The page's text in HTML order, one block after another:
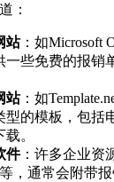
：
站：如Microsoft
一些免费的报销
站：如
型的模板，包括
。
件：许多企业资
，通常会附带